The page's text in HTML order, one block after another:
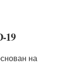
19
на